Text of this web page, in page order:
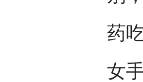
药
女